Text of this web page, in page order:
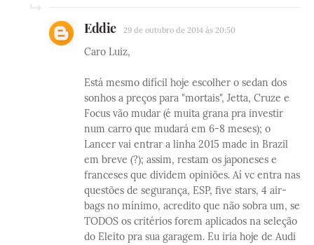
Eddie 29 de outubro de 2014 às 20:50
Caro Luiz,
Está mesmo difícil hoje escolher o sedan dos
sonhos a preços para "mortais", Jetta, Cruze e
Focus vão mudar (é muita grana pra investir
num carro que mudará em 6-8 meses); o
Lancer vai entrar a linha 2015 made in Brazil
em breve (?); assim, restam os japoneses e
franceses que dividem opiniões. Aí vc entra nas
questões de segurança, ESP, five stars, 4 air-
bags no mínimo, acredito que não sobra um, se
TODOS os critérios forem aplicados na seleção
do Eleito pra sua garagem. Eu iria hoje de Audi